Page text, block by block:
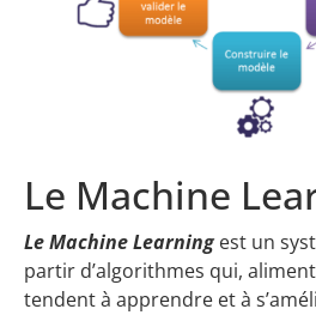
Le Machine
Le Machine Learningest un
partir d’algorithmes qui,
tendent à apprendre et à